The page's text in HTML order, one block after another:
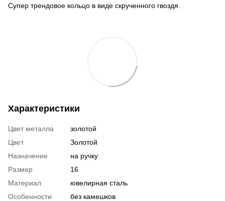
Супер трендовое кольцо в виде скрученного гвоздя.
Характеристики
Цвет металла
золотой
Цвет
Золотой
Назначение
на ручку
Размер
16
Материал
ювелирная сталь
Особенности
без камешков